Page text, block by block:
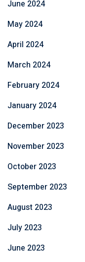
June 2024
May 2024
April 2024
March 2024
February 2024
January 2024
December 2023
November 2023
October 2023
September 2023
August 2023
July 2023
June 2023